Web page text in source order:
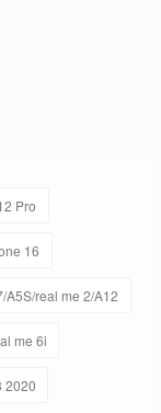
Pro
16
A5S/real me 2/A12
me 6i
2020